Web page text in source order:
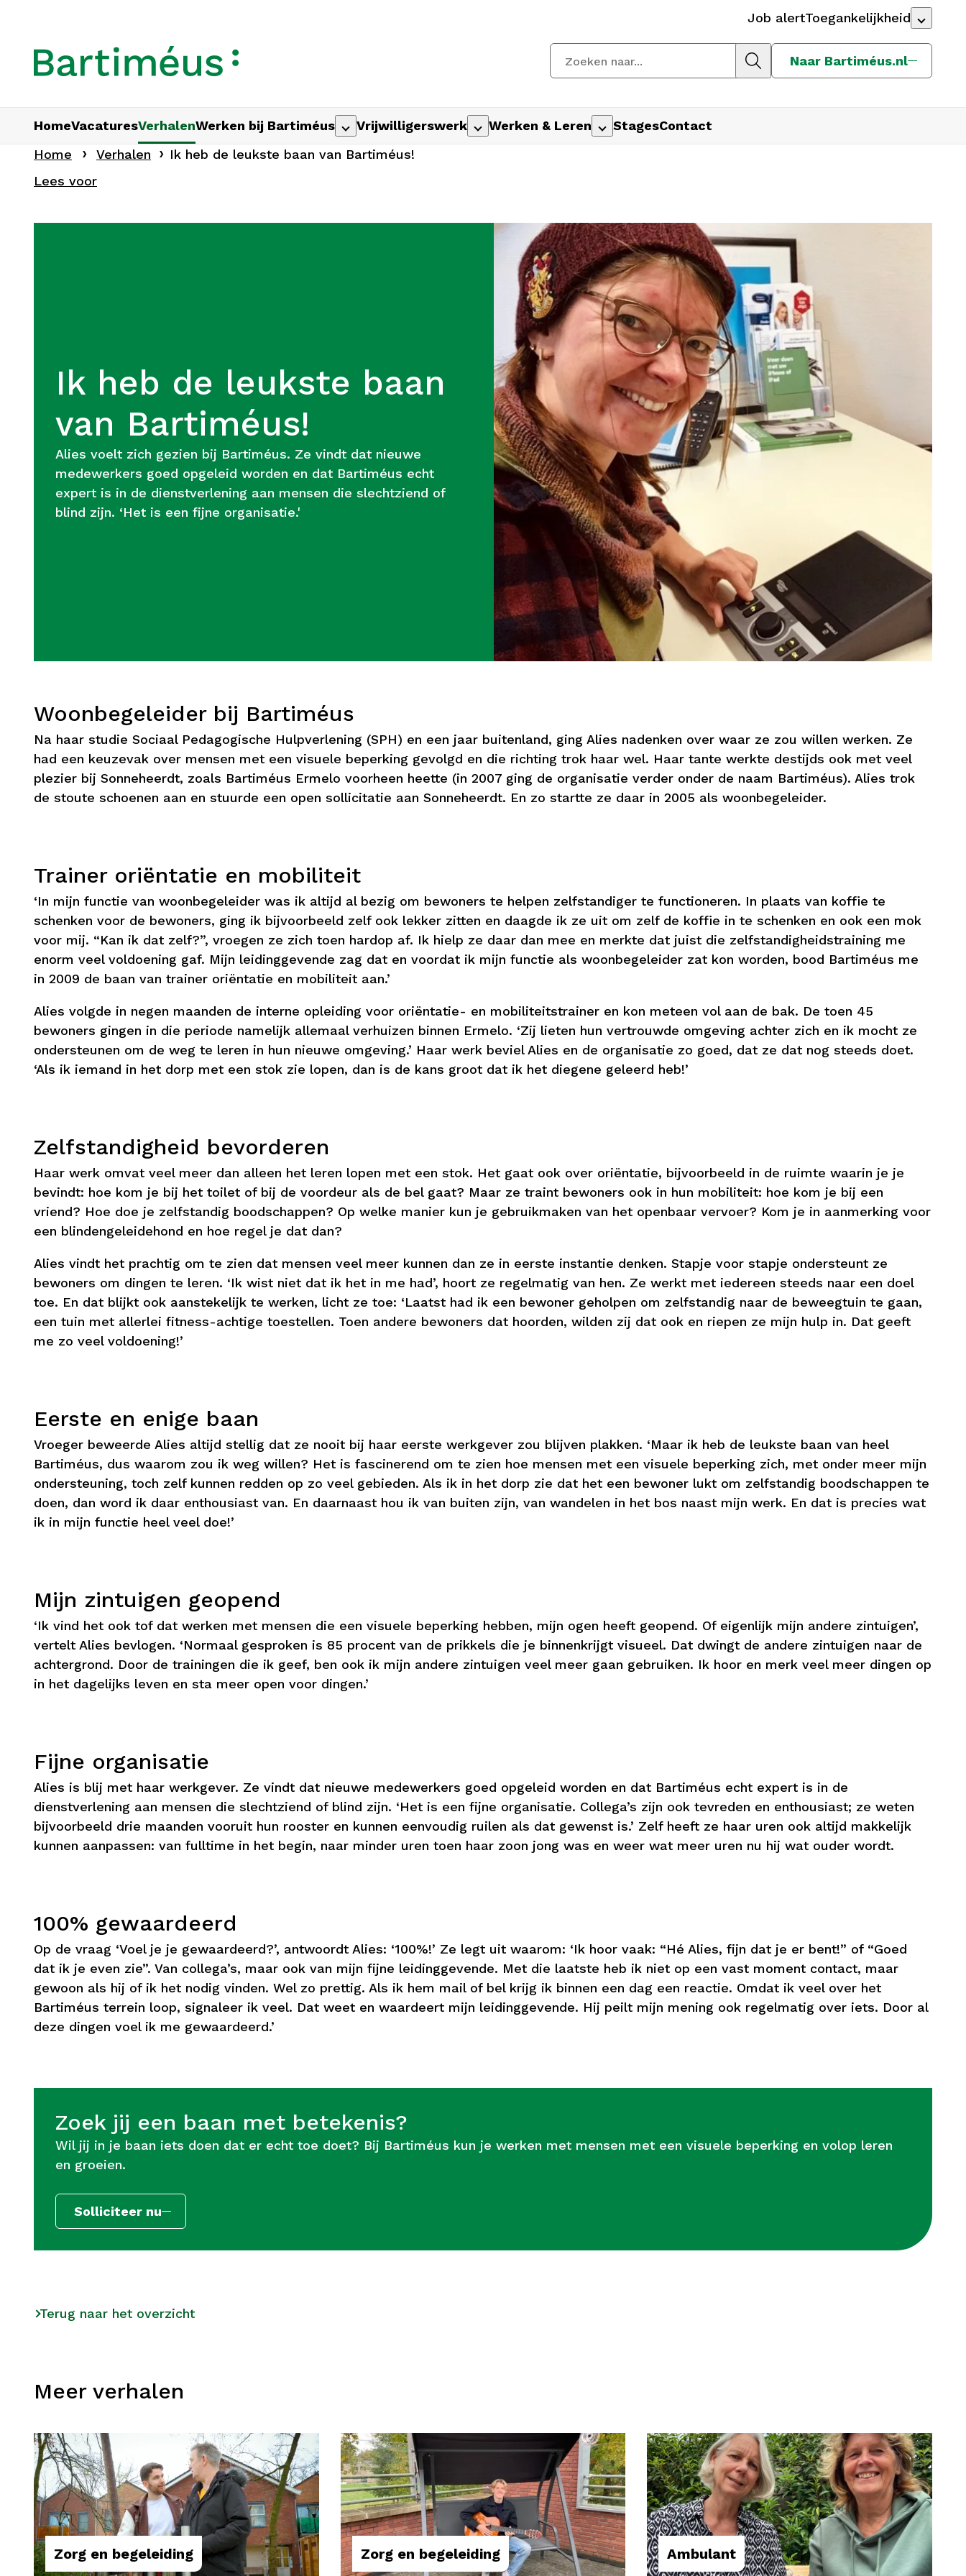
Job alertToegankelijkheid
Naar Bartiméus.nl
HomeVacaturesVerhalenWerken bij Bartiméus Vrijwilligerswerk Werken & Leren StagesContact
Home
Verhalen
Ik heb de leukste baan van Bartiméus!
Lees voor
Ik heb de leukste baan
van Bartiméus!
Alies voelt zich gezien bij Bartiméus. Ze vindt dat nieuwe
medewerkers goed opgeleid worden en dat Bartiméus echt
expert is in de dienstverlening aan mensen die slechtziend of
blind zijn. ‘Het is een fijne organisatie.'
Woonbegeleider bij Bartiméus
Na haar studie Sociaal Pedagogische Hulpverlening (SPH) en een jaar buitenland, ging Alies nadenken over waar ze zou willen werken. Ze
had een keuzevak over mensen met een visuele beperking gevolgd en die richting trok haar wel. Haar tante werkte destijds ook met veel
plezier bij Sonneheerdt, zoals Bartiméus Ermelo voorheen heette (in 2007 ging de organisatie verder onder de naam Bartiméus). Alies trok
de stoute schoenen aan en stuurde een open sollicitatie aan Sonneheerdt. En zo startte ze daar in 2005 als woonbegeleider.
Trainer oriëntatie en mobiliteit
‘In mijn functie van woonbegeleider was ik altijd al bezig om bewoners te helpen zelfstandiger te functioneren. In plaats van koffie te
schenken voor de bewoners, ging ik bijvoorbeeld zelf ook lekker zitten en daagde ik ze uit om zelf de koffie in te schenken en ook een mok
voor mij. “Kan ik dat zelf?”, vroegen ze zich toen hardop af. Ik hielp ze daar dan mee en merkte dat juist die zelfstandigheidstraining me
enorm veel voldoening gaf. Mijn leidinggevende zag dat en voordat ik mijn functie als woonbegeleider zat kon worden, bood Bartiméus me
in 2009 de baan van trainer oriëntatie en mobiliteit aan.’
Alies volgde in negen maanden de interne opleiding voor oriëntatie- en mobiliteitstrainer en kon meteen vol aan de bak. De toen 45
bewoners gingen in die periode namelijk allemaal verhuizen binnen Ermelo. ‘Zij lieten hun vertrouwde omgeving achter zich en ik mocht ze
ondersteunen om de weg te leren in hun nieuwe omgeving.’ Haar werk beviel Alies en de organisatie zo goed, dat ze dat nog steeds doet.
‘Als ik iemand in het dorp met een stok zie lopen, dan is de kans groot dat ik het diegene geleerd heb!’
Zelfstandigheid bevorderen
Haar werk omvat veel meer dan alleen het leren lopen met een stok. Het gaat ook over oriëntatie, bijvoorbeeld in de ruimte waarin je je
bevindt: hoe kom je bij het toilet of bij de voordeur als de bel gaat? Maar ze traint bewoners ook in hun mobiliteit: hoe kom je bij een
vriend? Hoe doe je zelfstandig boodschappen? Op welke manier kun je gebruikmaken van het openbaar vervoer? Kom je in aanmerking voor
een blindengeleidehond en hoe regel je dat dan?
Alies vindt het prachtig om te zien dat mensen veel meer kunnen dan ze in eerste instantie denken. Stapje voor stapje ondersteunt ze
bewoners om dingen te leren. ‘Ik wist niet dat ik het in me had’, hoort ze regelmatig van hen. Ze werkt met iedereen steeds naar een doel
toe. En dat blijkt ook aanstekelijk te werken, licht ze toe: ‘Laatst had ik een bewoner geholpen om zelfstandig naar de beweegtuin te gaan,
een tuin met allerlei fitness-achtige toestellen. Toen andere bewoners dat hoorden, wilden zij dat ook en riepen ze mijn hulp in. Dat geeft
me zo veel voldoening!’
Eerste en enige baan
Vroeger beweerde Alies altijd stellig dat ze nooit bij haar eerste werkgever zou blijven plakken. ‘Maar ik heb de leukste baan van heel
Bartiméus, dus waarom zou ik weg willen? Het is fascinerend om te zien hoe mensen met een visuele beperking zich, met onder meer mijn
ondersteuning, toch zelf kunnen redden op zo veel gebieden. Als ik in het dorp zie dat het een bewoner lukt om zelfstandig boodschappen te
doen, dan word ik daar enthousiast van. En daarnaast hou ik van buiten zijn, van wandelen in het bos naast mijn werk. En dat is precies wat
ik in mijn functie heel veel doe!’
Mijn zintuigen geopend
‘Ik vind het ook tof dat werken met mensen die een visuele beperking hebben, mijn ogen heeft geopend. Of eigenlijk mijn andere zintuigen’,
vertelt Alies bevlogen. ‘Normaal gesproken is 85 procent van de prikkels die je binnenkrijgt visueel. Dat dwingt de andere zintuigen naar de
achtergrond. Door de trainingen die ik geef, ben ook ik mijn andere zintuigen veel meer gaan gebruiken. Ik hoor en merk veel meer dingen op
in het dagelijks leven en sta meer open voor dingen.’
Fijne organisatie
Alies is blij met haar werkgever. Ze vindt dat nieuwe medewerkers goed opgeleid worden en dat Bartiméus echt expert is in de
dienstverlening aan mensen die slechtziend of blind zijn. ‘Het is een fijne organisatie. Collega’s zijn ook tevreden en enthousiast; ze weten
bijvoorbeeld drie maanden vooruit hun rooster en kunnen eenvoudig ruilen als dat gewenst is.’ Zelf heeft ze haar uren ook altijd makkelijk
kunnen aanpassen: van fulltime in het begin, naar minder uren toen haar zoon jong was en weer wat meer uren nu hij wat ouder wordt.
100% gewaardeerd
Op de vraag ‘Voel je je gewaardeerd?’, antwoordt Alies: ‘100%!’ Ze legt uit waarom: ‘Ik hoor vaak: “Hé Alies, fijn dat je er bent!” of “Goed
dat ik je even zie”. Van collega’s, maar ook van mijn fijne leidinggevende. Met die laatste heb ik niet op een vast moment contact, maar
gewoon als hij of ik het nodig vinden. Wel zo prettig. Als ik hem mail of bel krijg ik binnen een dag een reactie. Omdat ik veel over het
Bartiméus terrein loop, signaleer ik veel. Dat weet en waardeert mijn leidinggevende. Hij peilt mijn mening ook regelmatig over iets. Door al
deze dingen voel ik me gewaardeerd.’
Zoek jij een baan met betekenis?
Wil jij in je baan iets doen dat er echt toe doet? Bij Bartiméus kun je werken met mensen met een visuele beperking en volop leren
en groeien.
Solliciteer nu
Terug naar het overzicht
Meer verhalen
Zorg en begeleiding Zorg en begeleiding Ambulant